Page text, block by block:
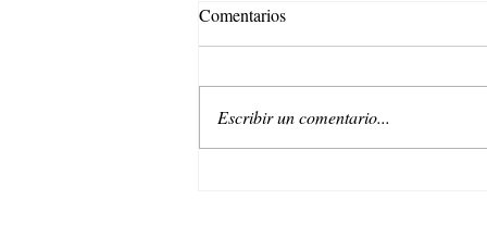
Comentarios
Escribir un comentario...